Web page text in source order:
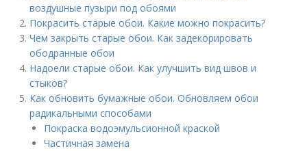
воздушные пузыри под обоями
Покрасить старые обои. Какие можно покрасить?
Чем закрыть старые обои. Как задекорировать
ободранные обои
Надоели старые обои. Как улучшить вид швов и
стыков?
Как обновить бумажные обои. Обновляем обои
радикальными способами
Покраска водоэмульсионной краской
Частичная замена